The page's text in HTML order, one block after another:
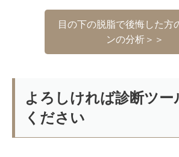
目の下の脱脂で後悔した方
ンの分析＞＞
よろしければ診断ツー
ください